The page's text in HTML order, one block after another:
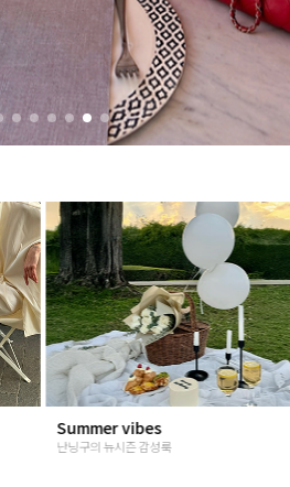
베스트재진행
고객님들이 인정해주신 Steady seller